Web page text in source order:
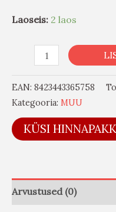
Laoseis: 2 laos
EAN: 8423443365758
Kategooria: MUU
KÜSI
Arvustused (0)